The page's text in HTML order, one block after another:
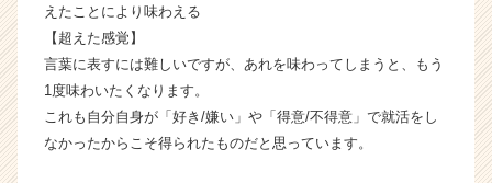
ャ
ア
（C
h
e
えたことにより味わえる
【超えた感覚】
言葉に表すには難しいですが、あれを味わってしまうと、もう
1度味わいたくなります。
これも自分自身が「好き/嫌い」や「得意/不得意」で就活をし
なかったからこそ得られたものだと思っています。